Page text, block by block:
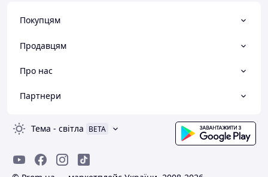
Покупцям
Продавцям
Про нас
Партнери
Тема - світла BETA